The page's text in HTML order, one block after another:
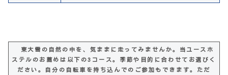
東大雪の自然の中を、気ままに走ってみませんか。当ユースホ
ステルのお薦めは以下の3コース。季節や目的に合わせてお選びく
ださい。自分の自転車を持ち込んでのご参加もできます。ただ